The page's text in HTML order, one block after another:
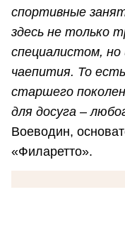
спортивные
здесь не только
специалистом,
чаепития. То
старшего
для досуга –
Воеводин,
«Филаретто».